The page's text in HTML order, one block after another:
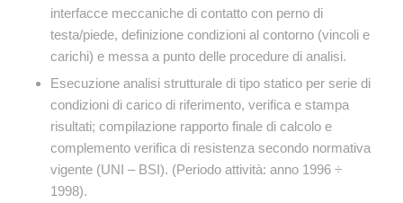
interfacce meccaniche di contatto con perno di
testa/piede, definizione condizioni al contorno (vincoli e
carichi) e messa a punto delle procedure di analisi.
Esecuzione analisi strutturale di tipo statico per serie di
condizioni di carico di riferimento, verifica e stampa
risultati; compilazione rapporto finale di calcolo e
complemento verifica di resistenza secondo normativa
vigente (UNI – BSI). (Periodo attività: anno 1996 ÷
1998).